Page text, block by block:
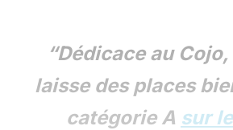
“Dédicace au
laisse des places
catégorie A sur